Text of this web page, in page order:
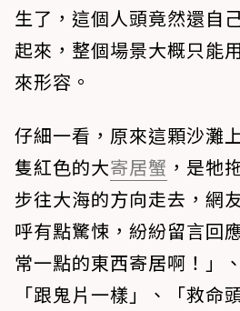
生了，這個人頭竟然還自
起來，整個場景大概只能
來形容。
仔細一看，原來這顆沙灘
隻紅色的大寄居蟹 ，是牠
步往大海的方向走去，網
呼有點驚悚，紛紛留言回
常一點的東西寄居啊！」
「跟鬼片一樣」、「救命